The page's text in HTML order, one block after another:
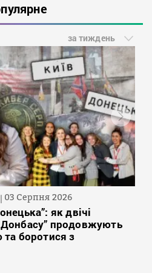
за тиждень
03 Серпня 2026
як двічі
продовжують
та боротися з